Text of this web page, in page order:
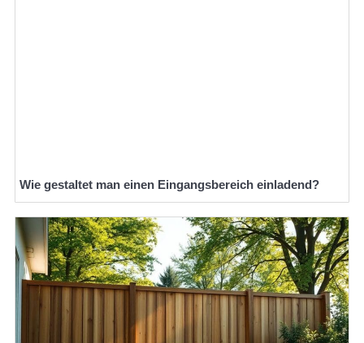
Wie gestaltet man einen Eingangsbereich einladend?